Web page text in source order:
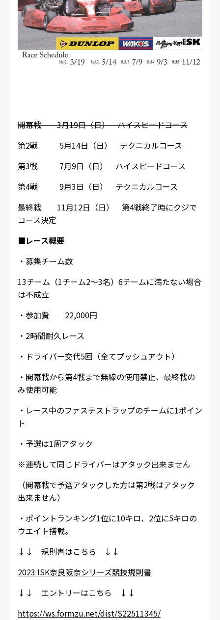
開幕戦 3月19日（日） ハイスピードコース
第2戦 5月14日（日） テクニカルコース
第3戦 7月9日（日） ハイスピードコース
第4戦 9月3日（日） テクニカルコース
最終戦 11月12日（日） 第4戦終了時にクジで
コース決定
■レース概要
・募集チーム数
13チーム（1チーム2～3名）6チームに満たない場合
は不成立
・参加費 22,000円
・2時間耐久レース
・ドライバー交代5回（全てプッシュアウト）
・開幕戦から第4戦まで無線の使用禁止、最終戦の
み使用可能
・レース中のファステストラップのチームに1ポイン
ト
・予選は1周アタック
※連続して同じドライバーはアタック出来ません
（開幕戦で予選アタックした方は第2戦はアタック
出来ません）
・ポイントランキング1位に10キロ、2位に5キロの
ウエイト搭載。
↓↓ 規則書はこちら ↓↓
2023 ISK奈良阪奈シリーズ競技規則書
↓↓ エントリーはこちら ↓↓
https://ws.formzu.net/dist/S22511345/